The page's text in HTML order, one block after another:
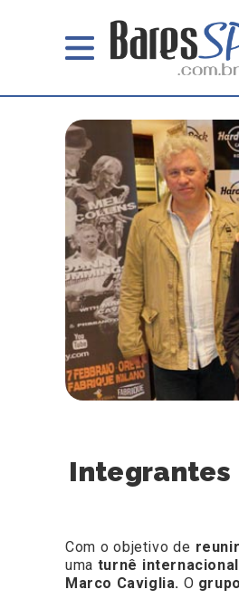
Integrantes
Com o objetivo de
uma turnê internacional
Marco Caviglia. O grupo